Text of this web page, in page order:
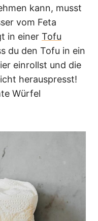
kann, musst
vom Feta
in einer Tofu
du den Tofu in ein
einrollst und die
herauspresst!
Würfel